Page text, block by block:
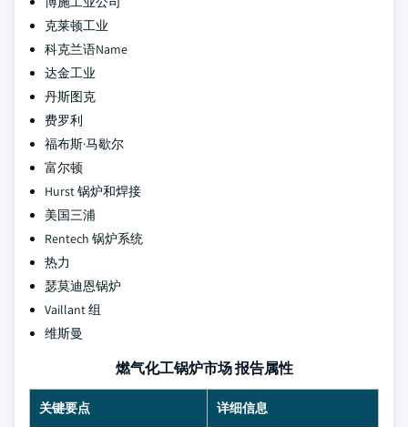
克莱顿工业
科克兰语Name
达金工业
丹斯图克
费罗利
福布斯·马歇尔
富尔顿
Hurst 锅炉和焊接
美国三浦
Rentech 锅炉系统
热力
瑟莫迪恩锅炉
Vaillant 组
维斯曼
燃气化工锅炉市场 报告属性
关键要点 详细信息